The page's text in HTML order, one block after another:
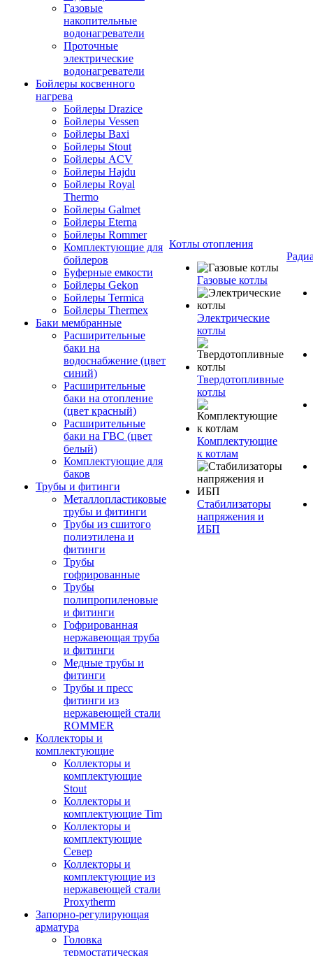
Газовые
накопительные
водонагреватели
Проточные
электрические
водонагреватели
Бойлеры косвенного
нагрева
Бойлеры Drazice
Бойлеры Vessen
Бойлеры Baxi
Бойлеры Stout
Бойлеры ACV
Бойлеры Hajdu
Бойлеры Royal
Thermo
Бойлеры Galmet
Бойлеры Eterna
Бойлеры Rommer
Комплектующие для
бойлеров
Буферные емкости
Бойлеры Gekon
Бойлеры Termica
Бойлеры Thermex
Баки мембранные
Расширительные
баки на
водоснабжение (цвет
синий)
Расширительные
баки на отопление
(цвет красный)
Расширительные
баки на ГВС (цвет
белый)
Комплектующие для
баков
Трубы и фитинги
Металлопластиковые
трубы и фитинги
Трубы из сшитого
полиэтилена и
фитинги
Трубы
гофрированные
Трубы
полипропиленовые
и фитинги
Гофрированная
нержавеющая труба
и фитинги
Медные трубы и
фитинги
Трубы и пресс
фитинги из
нержавеющей стали
ROMMER
Коллекторы и
комплектующие
Коллекторы и
комплектующие
Stout
Коллекторы и
комплектующие Tim
Коллекторы и
комплектующие
Север
Коллекторы и
комплектующие из
нержавеющей стали
Proxytherm
Запорно-регулирующая
арматура
Головка
термостатическая
Котлы отопления
Газовые котлы
Электрические
котлы
Твердотопливные
котлы
Комплектующие
к котлам
Стабилизаторы
напряжения и
ИБП